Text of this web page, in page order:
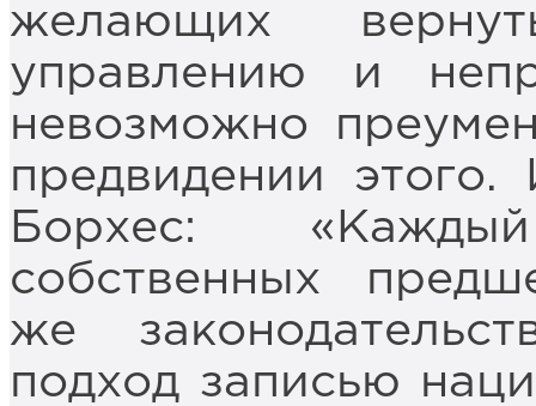
желающих
управлению и
невозможно
предвидении
Борхес:
собственных
же
подход записью